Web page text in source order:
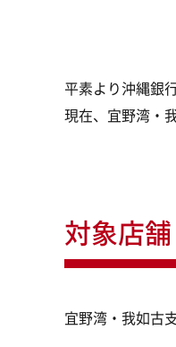
平素より沖縄銀
現在、宜野湾・
対象店舗
宜野湾・我如古